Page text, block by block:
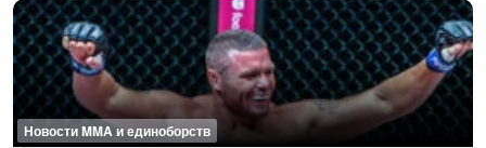
Новости MMA и единоборств